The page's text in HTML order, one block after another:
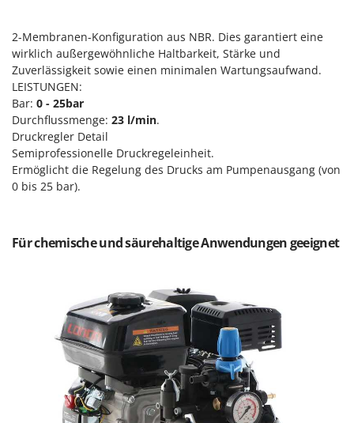
Zinkeneggen
Zubehör für Rasentraktoren
M
M.A.I.BO.
Macom
Macte Ovens
Makita
MAMMAMIA
Marcato
Marina Systems
Mastercook
Michelin
Mille
Minox
Mockmill
More than chef
2-Membranen-Konfiguration aus NBR. Dies garantiert eine
wirklich außergewöhnliche Haltbarkeit, Stärke und
Zuverlässigkeit sowie einen minimalen Wartungsaufwand.
LEISTUNGEN:
Bar: 0 - 25bar
Durchflussmenge: 23 l/min.
Druckregler Detail
Semiprofessionelle Druckregeleinheit.
Ermöglicht die Regelung des Drucks am Pumpenausgang (von
0 bis 25 bar).
Für chemische und säurehaltige Anwendungen geeignet